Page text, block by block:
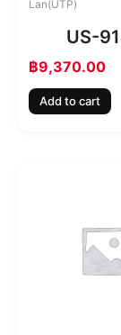
Lan(UTP)
US-
฿9,370.00
Add to cart